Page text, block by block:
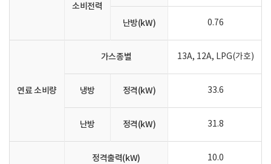
소비전력
난방(kW) 0.76
연료 소비량
가스종별 13A, 12A, LPG(가호)
냉방 정격(kW) 33.6
난방 정격(kW) 31.8
정격출력(kW) 10.0